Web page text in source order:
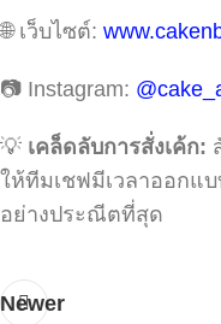
🌐 เว็บไซต์:
📷 Instagram:
💡 เคล็ดลับการสั่งเค้ก:
ให้ทีมเชฟมีเวลาออกแ
อย่างประณีตที่สุด
Newer